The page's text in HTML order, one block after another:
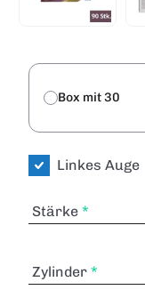
Box mit 30
Linkes Auge
Stärke
Zylinder